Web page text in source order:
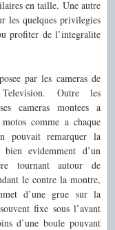
en taille. Une autre
les quelques privilegies
profiter de l’integralite
par les cameras de
Outre les
cameras montees a
comme a chaque
pouvait remarquer la
bien evidemment d’un
tournant autour de
le contre la montre,
d’une grue sur la
fixe sous l’avant
d’une boule pouvant